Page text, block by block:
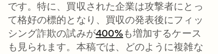
です。特に、買収された企業は攻撃者にとっ
て格好の標的となり、買収の発表後にフィッ
シング詐欺の試みが400%新しいタブで開く
も増加するケース
も見られます。本稿では、どのように複雑な